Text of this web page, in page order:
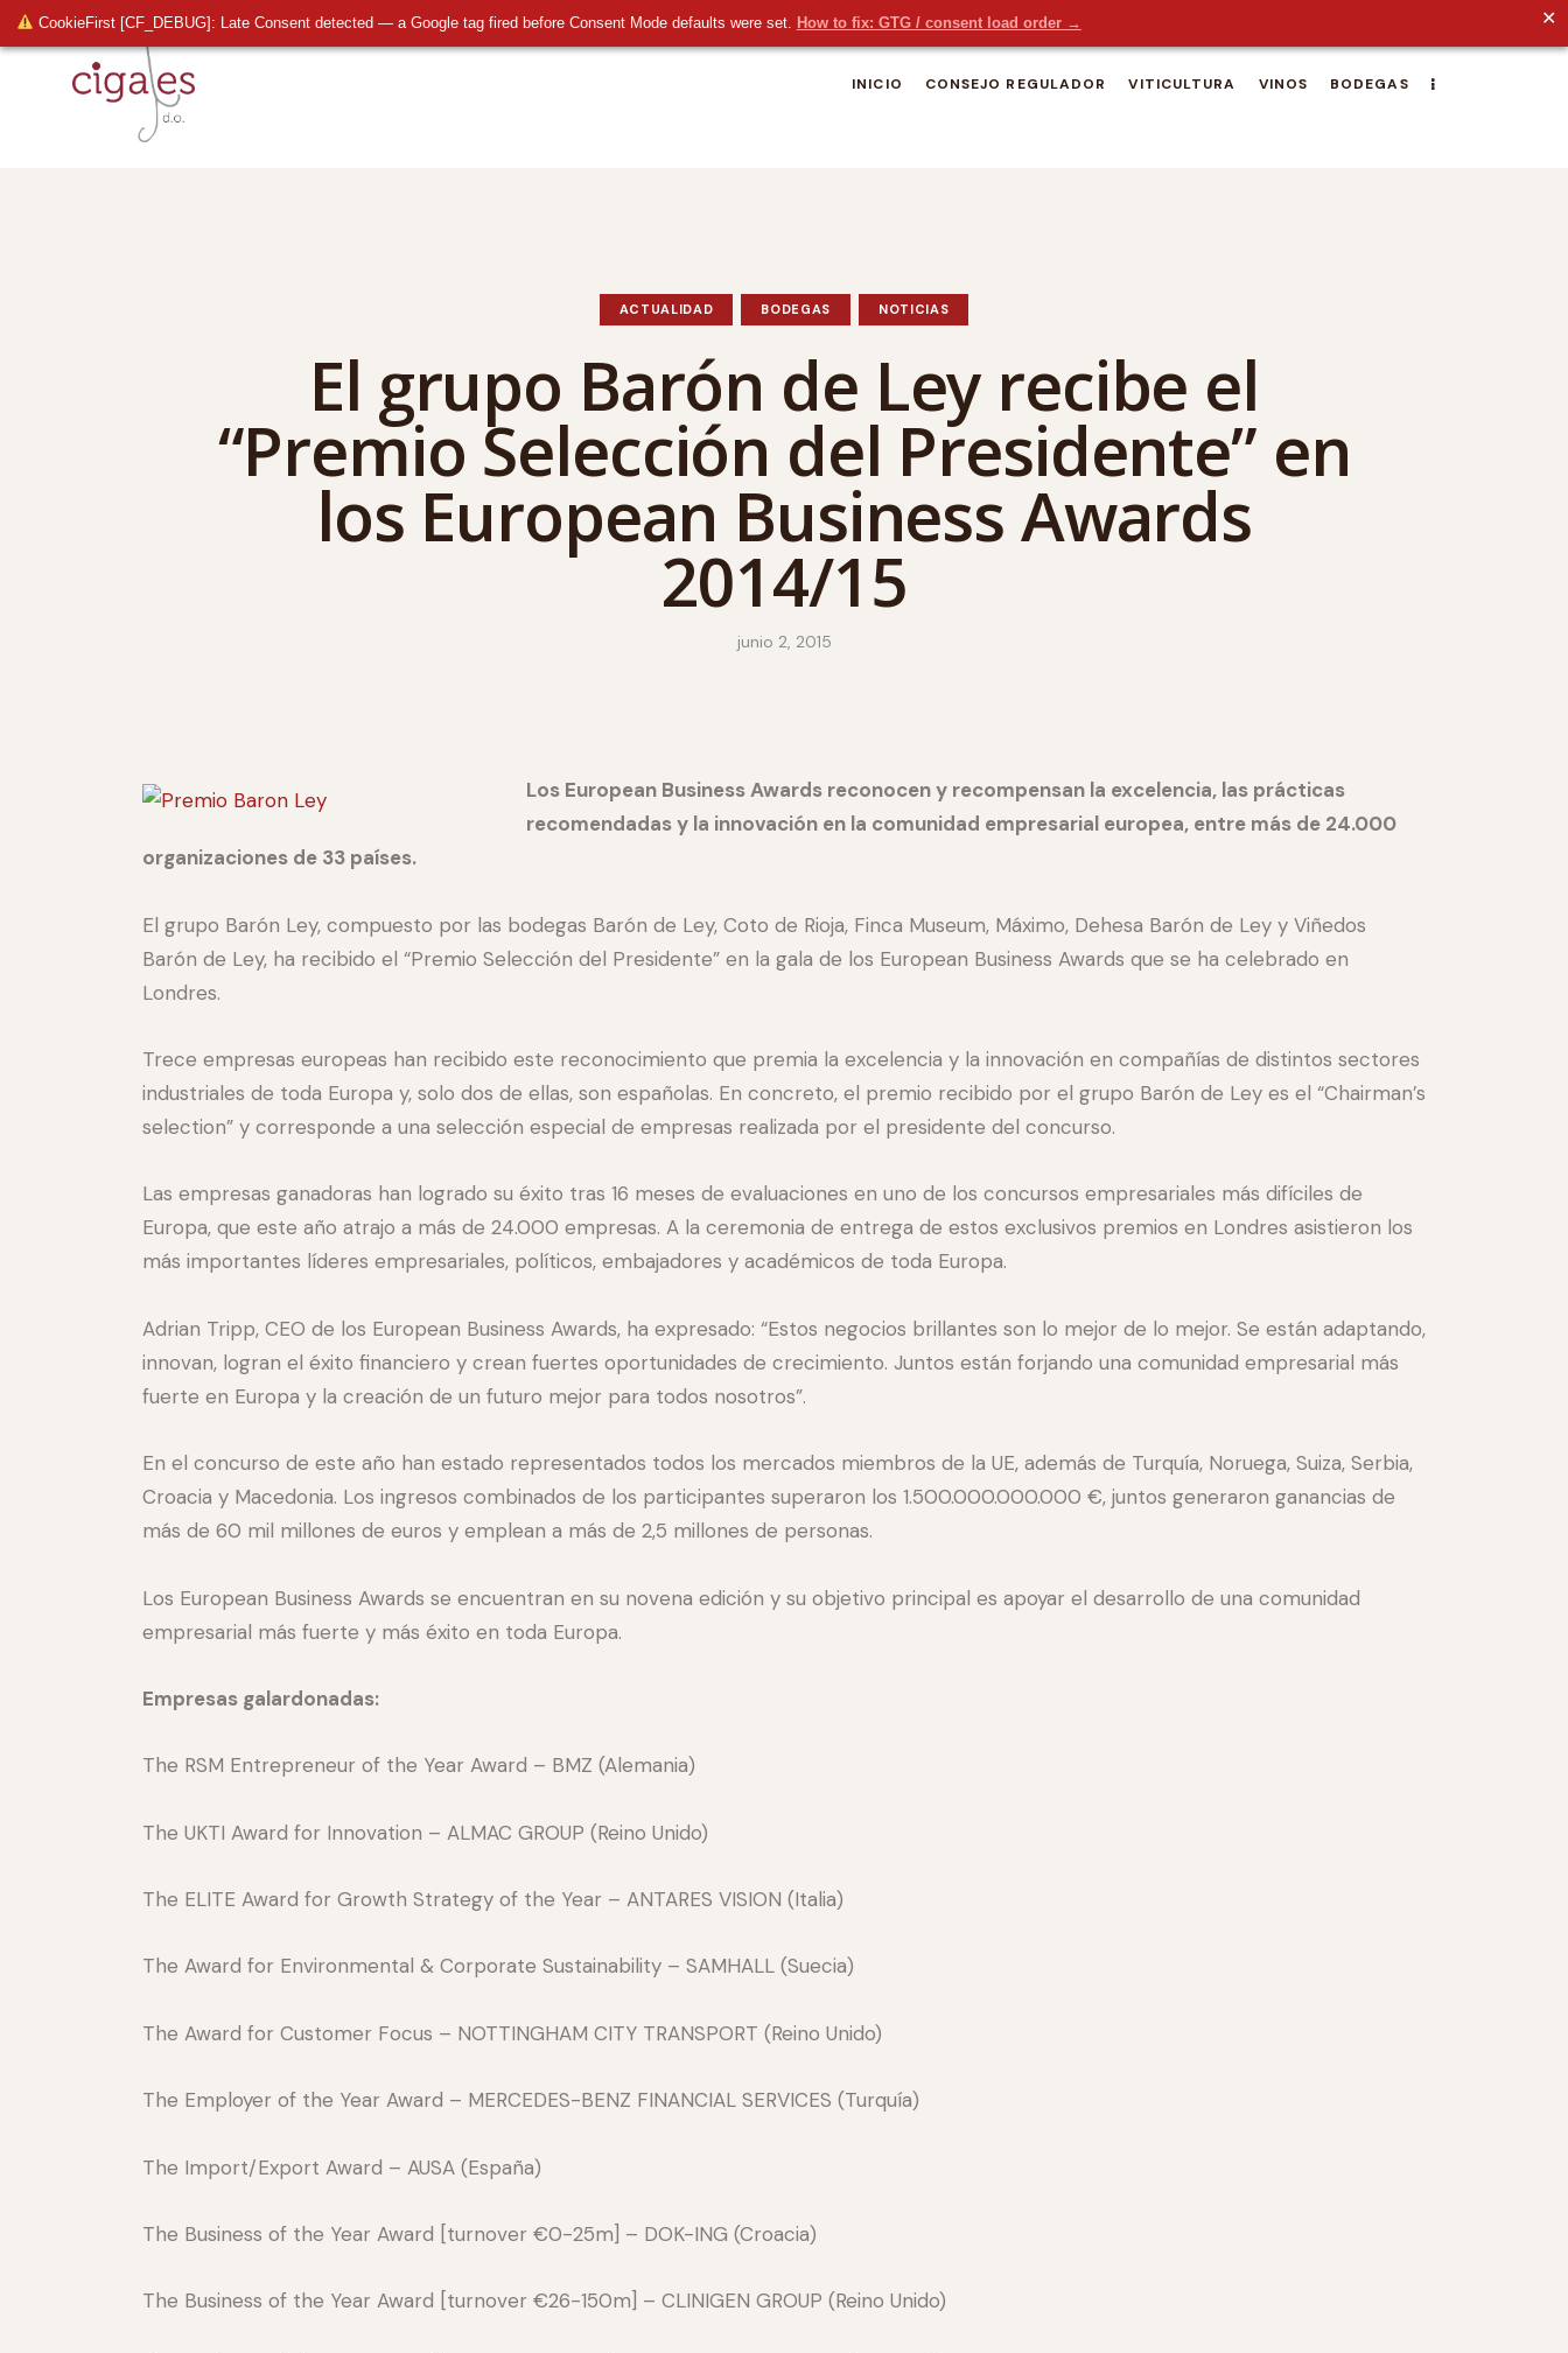
CookieFirst [CF_DEBUG]: Late Consent detected — a Google tag fired before Consent Mode defaults were set. How to fix: GTG / consent load order → ✕
INICIO CONSEJO REGULADOR VITICULTURA VINOS BODEGAS
ACTUALIDAD BODEGAS NOTICIAS
El grupo Barón de Ley recibe el
“Premio Selección del Presidente” en
los European Business Awards
2014/15
junio 2, 2015
Los European Business Awards reconocen y recompensan la excelencia, las prácticas
recomendadas y la innovación en la comunidad empresarial europea, entre más de 24.000
organizaciones de 33 países.
El grupo Barón Ley, compuesto por las bodegas Barón de Ley, Coto de Rioja, Finca Museum, Máximo, Dehesa Barón de Ley y Viñedos
Barón de Ley, ha recibido el “Premio Selección del Presidente” en la gala de los European Business Awards que se ha celebrado en
Londres.
Trece empresas europeas han recibido este reconocimiento que premia la excelencia y la innovación en compañías de distintos sectores
industriales de toda Europa y, solo dos de ellas, son españolas. En concreto, el premio recibido por el grupo Barón de Ley es el “Chairman’s
selection” y corresponde a una selección especial de empresas realizada por el presidente del concurso.
Las empresas ganadoras han logrado su éxito tras 16 meses de evaluaciones en uno de los concursos empresariales más difíciles de
Europa, que este año atrajo a más de 24.000 empresas. A la ceremonia de entrega de estos exclusivos premios en Londres asistieron los
más importantes líderes empresariales, políticos, embajadores y académicos de toda Europa.
Adrian Tripp, CEO de los European Business Awards, ha expresado: “Estos negocios brillantes son lo mejor de lo mejor. Se están adaptando,
innovan, logran el éxito financiero y crean fuertes oportunidades de crecimiento. Juntos están forjando una comunidad empresarial más
fuerte en Europa y la creación de un futuro mejor para todos nosotros”.
En el concurso de este año han estado representados todos los mercados miembros de la UE, además de Turquía, Noruega, Suiza, Serbia,
Croacia y Macedonia. Los ingresos combinados de los participantes superaron los 1.500.000.000.000 €, juntos generaron ganancias de
más de 60 mil millones de euros y emplean a más de 2,5 millones de personas.
Los European Business Awards se encuentran en su novena edición y su objetivo principal es apoyar el desarrollo de una comunidad
empresarial más fuerte y más éxito en toda Europa.
Empresas galardonadas:
The RSM Entrepreneur of the Year Award – BMZ (Alemania)
The UKTI Award for Innovation – ALMAC GROUP (Reino Unido)
The ELITE Award for Growth Strategy of the Year – ANTARES VISION (Italia)
The Award for Environmental & Corporate Sustainability – SAMHALL (Suecia)
The Award for Customer Focus – NOTTINGHAM CITY TRANSPORT (Reino Unido)
The Employer of the Year Award – MERCEDES-BENZ FINANCIAL SERVICES (Turquía)
The Import/Export Award – AUSA (España)
The Business of the Year Award [turnover €0-25m] – DOK-ING (Croacia)
The Business of the Year Award [turnover €26-150m] – CLINIGEN GROUP (Reino Unido)